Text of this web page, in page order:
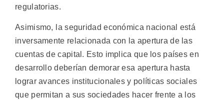
regulatorias.
Asimismo, la seguridad económica nacional está
inversamente relacionada con la apertura de las
cuentas de capital. Esto implica que los países en
desarrollo deberían demorar esa apertura hasta
lograr avances institucionales y políticas sociales
que permitan a sus sociedades hacer frente a los